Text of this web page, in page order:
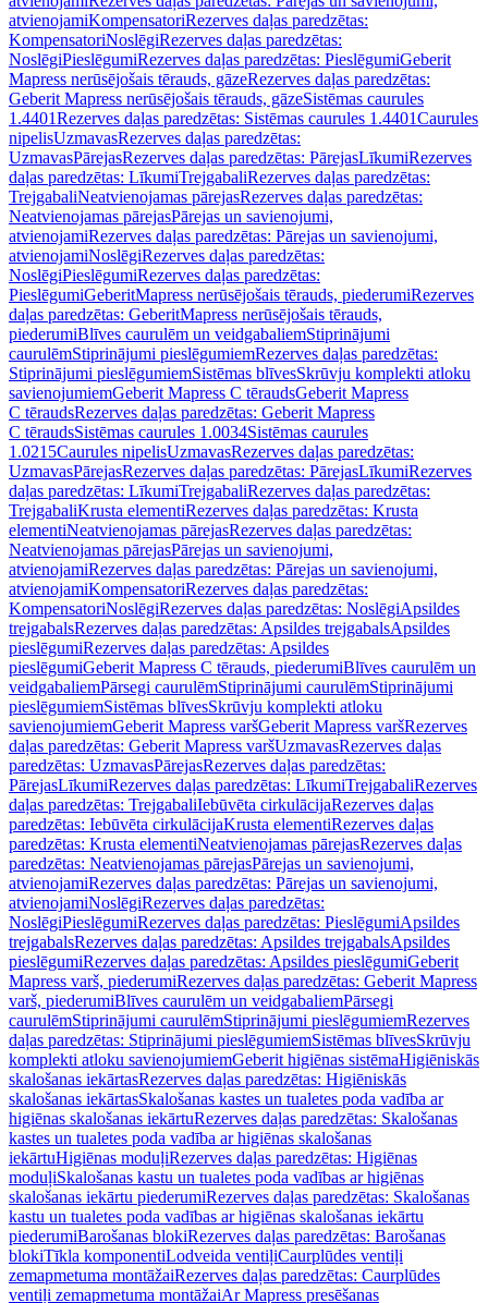
atvienojamiKompensatoriRezerves daļas paredzētas:
KompensatoriNoslēgiRezerves daļas paredzētas:
NoslēgiPieslēgumiRezerves daļas paredzētas: PieslēgumiGeberit
Mapress nerūsējošais tērauds, gāzeRezerves daļas paredzētas:
Geberit Mapress nerūsējošais tērauds, gāzeSistēmas caurules
1.4401Rezerves daļas paredzētas: Sistēmas caurules 1.4401Caurules
nipelisUzmavasRezerves daļas paredzētas:
UzmavasPārejasRezerves daļas paredzētas: PārejasLīkumiRezerves
daļas paredzētas: LīkumiTrejgabaliRezerves daļas paredzētas:
TrejgabaliNeatvienojamas pārejasRezerves daļas paredzētas:
Neatvienojamas pārejasPārejas un savienojumi,
atvienojamiRezerves daļas paredzētas: Pārejas un savienojumi,
atvienojamiNoslēgiRezerves daļas paredzētas:
NoslēgiPieslēgumiRezerves daļas paredzētas:
PieslēgumiGeberitMapress nerūsējošais tērauds, piederumiRezerves
daļas paredzētas: GeberitMapress nerūsējošais tērauds,
piederumiBlīves caurulēm un veidgabaliemStiprinājumi
caurulēmStiprinājumi pieslēgumiemRezerves daļas paredzētas:
Stiprinājumi pieslēgumiemSistēmas blīvesSkrūvju komplekti atloku
savienojumiemGeberit Mapress C tēraudsGeberit Mapress
C tēraudsRezerves daļas paredzētas: Geberit Mapress
C tēraudsSistēmas caurules 1.0034Sistēmas caurules
1.0215Caurules nipelisUzmavasRezerves daļas paredzētas:
UzmavasPārejasRezerves daļas paredzētas: PārejasLīkumiRezerves
daļas paredzētas: LīkumiTrejgabaliRezerves daļas paredzētas:
TrejgabaliKrusta elementiRezerves daļas paredzētas: Krusta
elementiNeatvienojamas pārejasRezerves daļas paredzētas:
Neatvienojamas pārejasPārejas un savienojumi,
atvienojamiRezerves daļas paredzētas: Pārejas un savienojumi,
atvienojamiKompensatoriRezerves daļas paredzētas:
KompensatoriNoslēgiRezerves daļas paredzētas: NoslēgiApsildes
trejgabalsRezerves daļas paredzētas: Apsildes trejgabalsApsildes
pieslēgumiRezerves daļas paredzētas: Apsildes
pieslēgumiGeberit Mapress C tērauds, piederumiBlīves caurulēm un
veidgabaliemPārsegi caurulēmStiprinājumi caurulēmStiprinājumi
pieslēgumiemSistēmas blīvesSkrūvju komplekti atloku
savienojumiemGeberit Mapress varšGeberit Mapress varšRezerves
daļas paredzētas: Geberit Mapress varšUzmavasRezerves daļas
paredzētas: UzmavasPārejasRezerves daļas paredzētas:
PārejasLīkumiRezerves daļas paredzētas: LīkumiTrejgabaliRezerves
daļas paredzētas: TrejgabaliIebūvēta cirkulācijaRezerves daļas
paredzētas: Iebūvēta cirkulācijaKrusta elementiRezerves daļas
paredzētas: Krusta elementiNeatvienojamas pārejasRezerves daļas
paredzētas: Neatvienojamas pārejasPārejas un savienojumi,
atvienojamiRezerves daļas paredzētas: Pārejas un savienojumi,
atvienojamiNoslēgiRezerves daļas paredzētas:
NoslēgiPieslēgumiRezerves daļas paredzētas: PieslēgumiApsildes
trejgabalsRezerves daļas paredzētas: Apsildes trejgabalsApsildes
pieslēgumiRezerves daļas paredzētas: Apsildes pieslēgumiGeberit
Mapress varš, piederumiRezerves daļas paredzētas: Geberit Mapress
varš, piederumiBlīves caurulēm un veidgabaliemPārsegi
caurulēmStiprinājumi caurulēmStiprinājumi pieslēgumiemRezerves
daļas paredzētas: Stiprinājumi pieslēgumiemSistēmas blīvesSkrūvju
komplekti atloku savienojumiemGeberit higiēnas sistēmaHigiēniskās
skalošanas iekārtasRezerves daļas paredzētas: Higiēniskās
skalošanas iekārtasSkalošanas kastes un tualetes poda vadība ar
higiēnas skalošanas iekārtuRezerves daļas paredzētas: Skalošanas
kastes un tualetes poda vadība ar higiēnas skalošanas
iekārtuHigiēnas moduļiRezerves daļas paredzētas: Higiēnas
moduļiSkalošanas kastu un tualetes poda vadības ar higiēnas
skalošanas iekārtu piederumiRezerves daļas paredzētas: Skalošanas
kastu un tualetes poda vadības ar higiēnas skalošanas iekārtu
piederumiBarošanas blokiRezerves daļas paredzētas: Barošanas
blokiTīkla komponentiLodveida ventiļiCaurplūdes ventiļi
zemapmetuma montāžaiRezerves daļas paredzētas: Caurplūdes
ventiļi zemapmetuma montāžaiAr Mapress presēšanas